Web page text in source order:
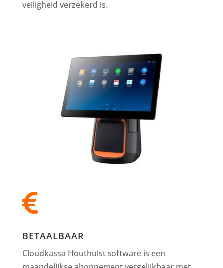
veiligheid verzekerd is.

BETAALBAAR
Cloudkassa Houthulst software is een